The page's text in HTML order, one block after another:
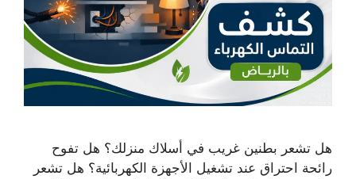
هل تشعر بطنين غريب في أسلاك منزلك؟ هل تفوح
رائحة احتراق عند تشغيل الأجهزة الكهربائية؟ هل تشعر